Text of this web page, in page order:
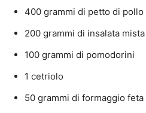
400 grammi di petto di pollo
200 grammi di insalata
100 grammi di pomodorini
1 cetriolo
50 grammi di formaggio feta